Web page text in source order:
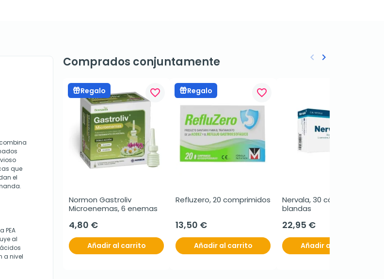
que
el
PEA
al
a nivel
Comprados conjuntamente
Regalo favorite_border
Normon Gastroliv
Microenemas, 6 enemas
4,80 €
Añadir al carrito
Regalo favorite_border
Refluzero, 20 comprimidos
13,50 €
Añadir al carrito
Nervala, 30 cápsulas
blandas
22,95 €
Añadir al carrito
Anterior
keyboard_arrow_left Siguiente
keyboard_arrow_right